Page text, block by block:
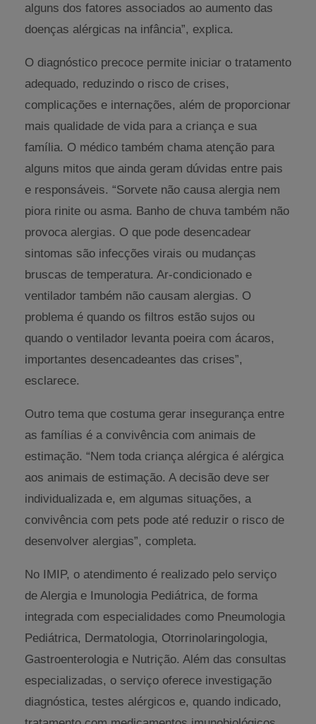
alguns dos fatores associados ao aumento das
doenças alérgicas na infância”, explica.
O diagnóstico precoce permite iniciar o tratamento
adequado, reduzindo o risco de crises,
complicações e internações, além de proporcionar
mais qualidade de vida para a criança e sua
família. O médico também chama atenção para
alguns mitos que ainda geram dúvidas entre pais
e responsáveis. “Sorvete não causa alergia nem
piora rinite ou asma. Banho de chuva também não
provoca alergias. O que pode desencadear
sintomas são infecções virais ou mudanças
bruscas de temperatura. Ar-condicionado e
ventilador também não causam alergias. O
problema é quando os filtros estão sujos ou
quando o ventilador levanta poeira com ácaros,
importantes desencadeantes das crises”,
esclarece.
Outro tema que costuma gerar insegurança entre
as famílias é a convivência com animais de
estimação. “Nem toda criança alérgica é alérgica
aos animais de estimação. A decisão deve ser
individualizada e, em algumas situações, a
convivência com pets pode até reduzir o risco de
desenvolver alergias”, completa.
No IMIP, o atendimento é realizado pelo serviço
de Alergia e Imunologia Pediátrica, de forma
integrada com especialidades como Pneumologia
Pediátrica, Dermatologia, Otorrinolaringologia,
Gastroenterologia e Nutrição. Além das consultas
especializadas, o serviço oferece investigação
diagnóstica, testes alérgicos e, quando indicado,